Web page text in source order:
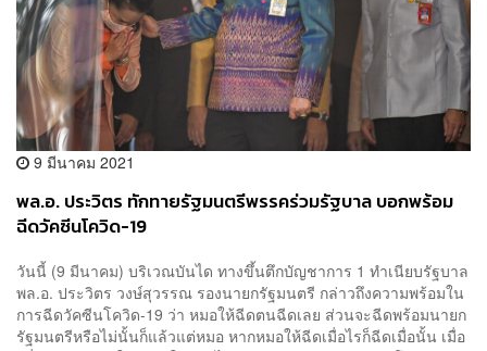
9 มีนาคม 2021
พล.อ. ประวิตร ทักทายรัฐมนตรีพรรคร่วมรัฐบาล บอกพร้อม
ฉีดวัคซีนโควิด-19
วันนี้ (9 มีนาคม) บริเวณบันได ทางขึ้นตึกบัญชาการ 1 ทำเนียบรัฐบาล
พล.อ. ประวิตร วงษ์สุวรรณ รองนายกรัฐมนตรี กล่าวถึงความพร้อมใน
การฉีดวัคซีนโควิด-19 ว่า หมอให้ฉีดตนฉีดเลย ส่วนจะฉีดพร้อมนายก
รัฐมนตรีหรือไม่นั้นก็แล้วแต่หมอ หากหมอให้ฉีดเมื่อไรก็ฉีดเมื่อนั้น เมื่อ